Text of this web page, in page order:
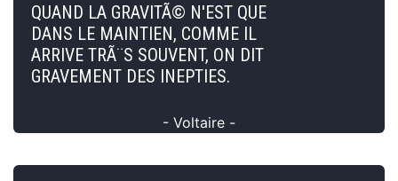
QUAND LA GRAVITÃ© N'EST QUE
DANS LE MAINTIEN, COMME IL
ARRIVE TRÃ¨S SOUVENT, ON DIT
GRAVEMENT DES INEPTIES.
- Voltaire -